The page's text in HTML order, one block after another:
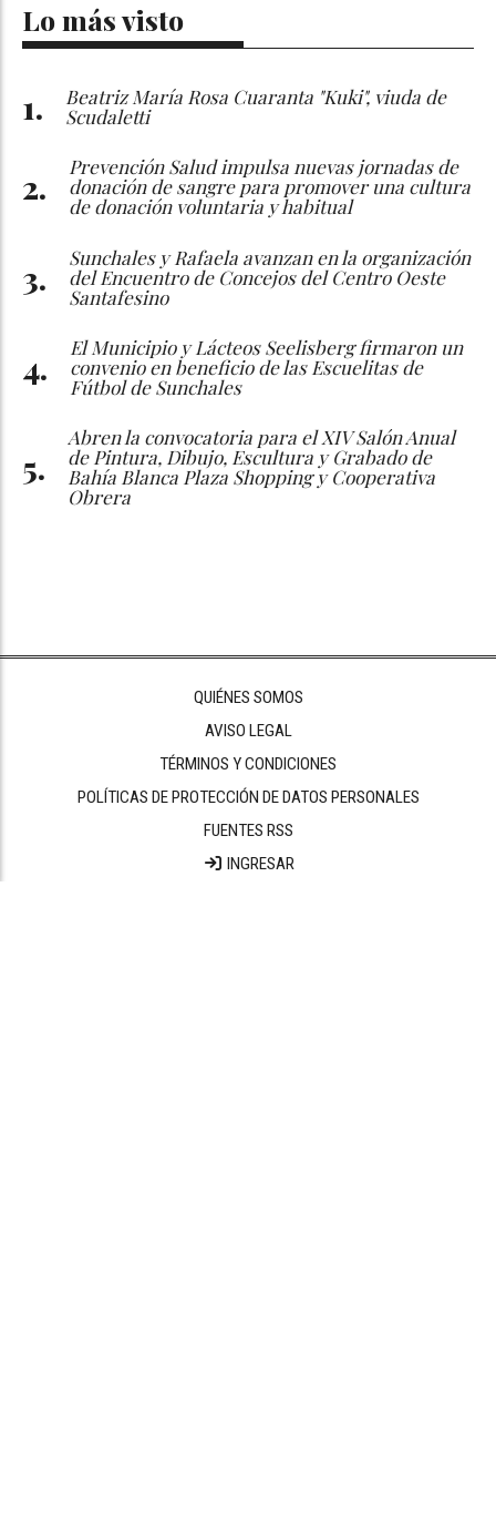
Lo más visto
Beatriz María Rosa Cuaranta "Kuki", viuda de
Scudaletti
Prevención Salud impulsa nuevas jornadas de
donación de sangre para promover una cultura
de donación voluntaria y habitual
Sunchales y Rafaela avanzan en la organización
del Encuentro de Concejos del Centro Oeste
Santafesino
El Municipio y Lácteos Seelisberg firmaron un
convenio en beneficio de las Escuelitas de
Fútbol de Sunchales
Abren la convocatoria para el XIV Salón Anual
de Pintura, Dibujo, Escultura y Grabado de
Bahía Blanca Plaza Shopping y Cooperativa
Obrera
QUIÉNES SOMOS
AVISO LEGAL
TÉRMINOS Y CONDICIONES
POLÍTICAS DE PROTECCIÓN DE DATOS PERSONALES
FUENTES RSS
INGRESAR